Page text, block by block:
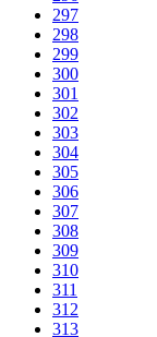
297
298
299
300
301
302
303
304
305
306
307
308
309
310
311
312
313